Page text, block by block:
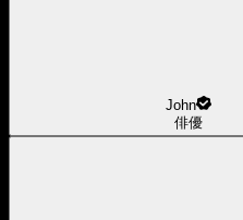
John
俳優